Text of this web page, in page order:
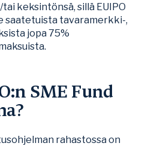
keksintönsä, sillä EUIPO
saatetuista tavaramerkki-,
jopa 75%
SME Fund
rahastossa on